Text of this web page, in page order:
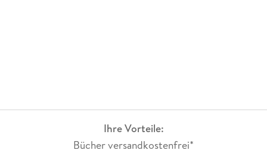
Ihre Vorteile:
Bücher versandkostenfrei*